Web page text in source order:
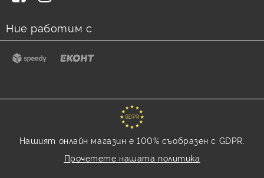
Ние работим с
GDPR
Нашият онлайн магазин е 100% съобразен с GDPR.
Прочетете нашата политика